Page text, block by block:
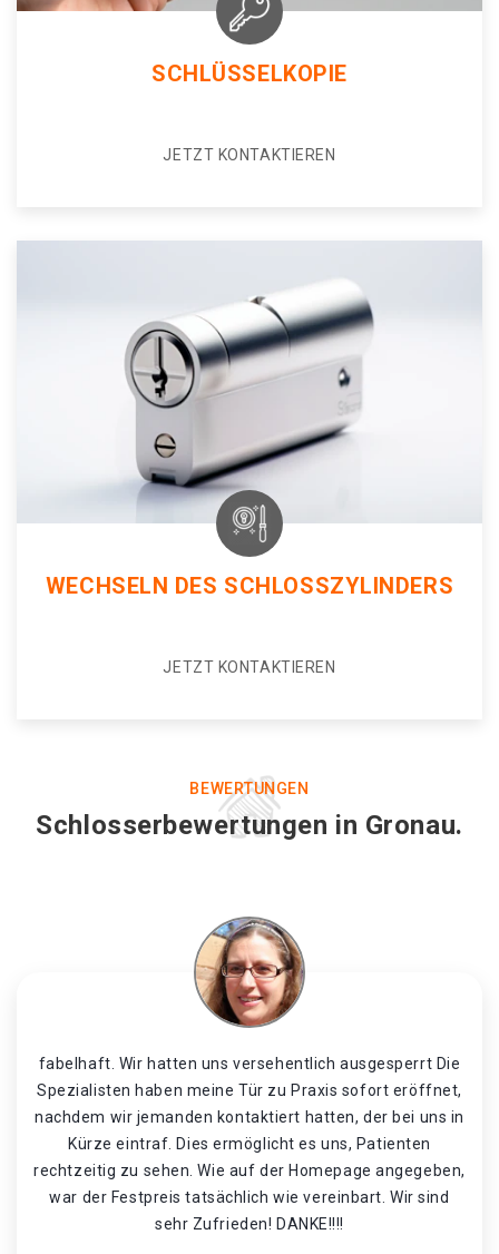
SCHLÜSSELKOPIE
JETZT KONTAKTIEREN
WECHSELN DES SCHLOSSZYLINDERS
JETZT KONTAKTIEREN
BEWERTUNGEN
Schlosserbewertungen in Gronau.
fabelhaft. Wir hatten uns versehentlich ausgesperrt Die
Spezialisten haben meine Tür zu Praxis sofort eröffnet,
nachdem wir jemanden kontaktiert hatten, der bei uns in
Kürze eintraf. Dies ermöglicht es uns, Patienten
rechtzeitig zu sehen. Wie auf der Homepage angegeben,
war der Festpreis tatsächlich wie vereinbart. Wir sind
sehr Zufrieden! DANKE!!!!